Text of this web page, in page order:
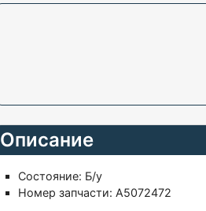
Описание
Состояние: Б/у
Номер запчасти: A5072472